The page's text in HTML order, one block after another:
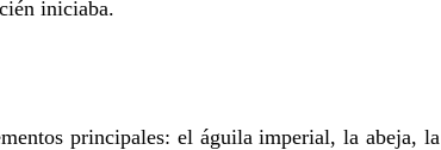
iniciaba.
principales: el águila imperial, la abeja, la